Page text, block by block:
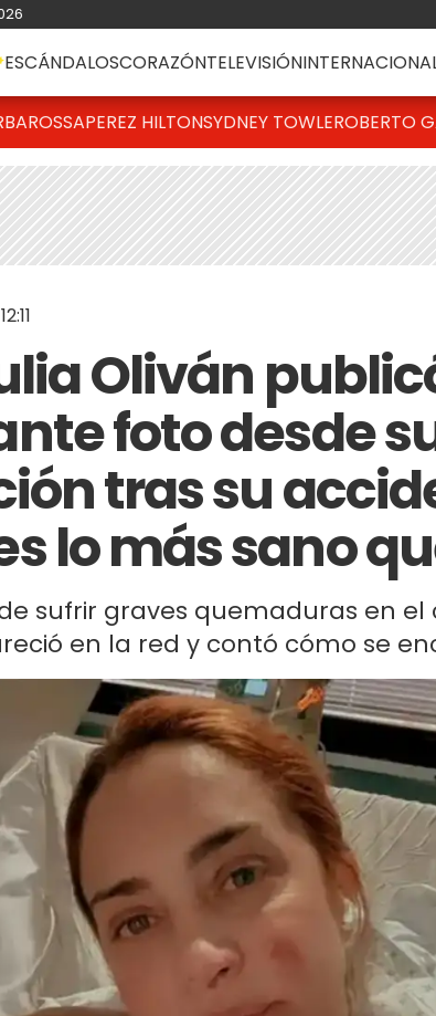
ESCÁNDALOSCORAZÓNTELEVISIÓN
PEREZ HILTONSYDNEY TOWLEROBERTO
Oliván
foto desde
tras su
lo más sano
sufrir graves quemaduras en el
en la red y contó cómo se